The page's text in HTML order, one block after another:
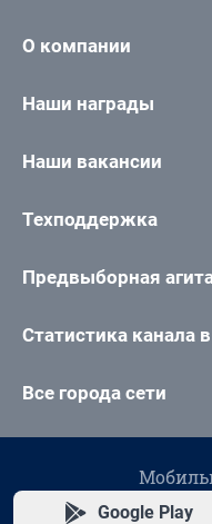
О компании
Наши награды
Наши вакансии
Техподдержка
Предвыборная
Статистика канала
Все города сети
Google Play